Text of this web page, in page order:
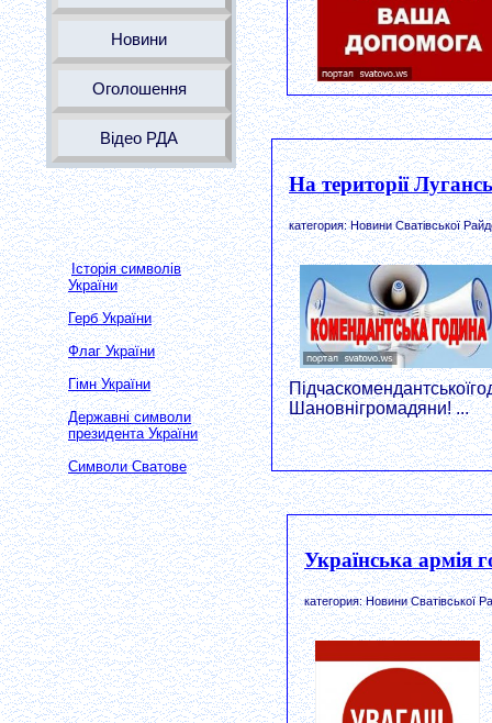
Новини
Оголошення
Відео РДА
Історія символів
України
Герб України
Флаг України
Гімн України
Державні символи
президента України
Символи Сватове
На території
категория: Новини Сватівської
Шановнігромадяни! ...
Українська армія
категория: Новини Сватівської